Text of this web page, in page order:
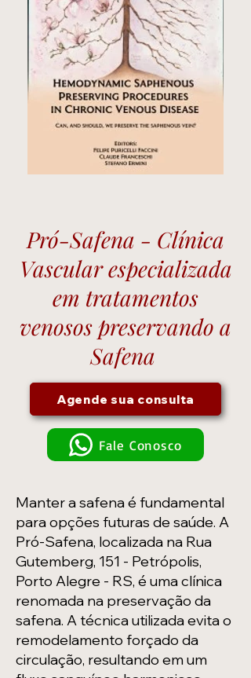
Pró-Safena - Clínica
Vascular especializada
em tratamentos
venosos preservando a
Safena
Agende sua consulta
Fale Conosco
Manter a safena é fundamental
para opções futuras de saúde. A
Pró-Safena, localizada na Rua
Gutemberg, 151 - Petrópolis,
Porto Alegre - RS, é uma clínica
renomada na preservação da
safena. A técnica utilizada evita o
remodelamento forçado da
circulação, resultando em um